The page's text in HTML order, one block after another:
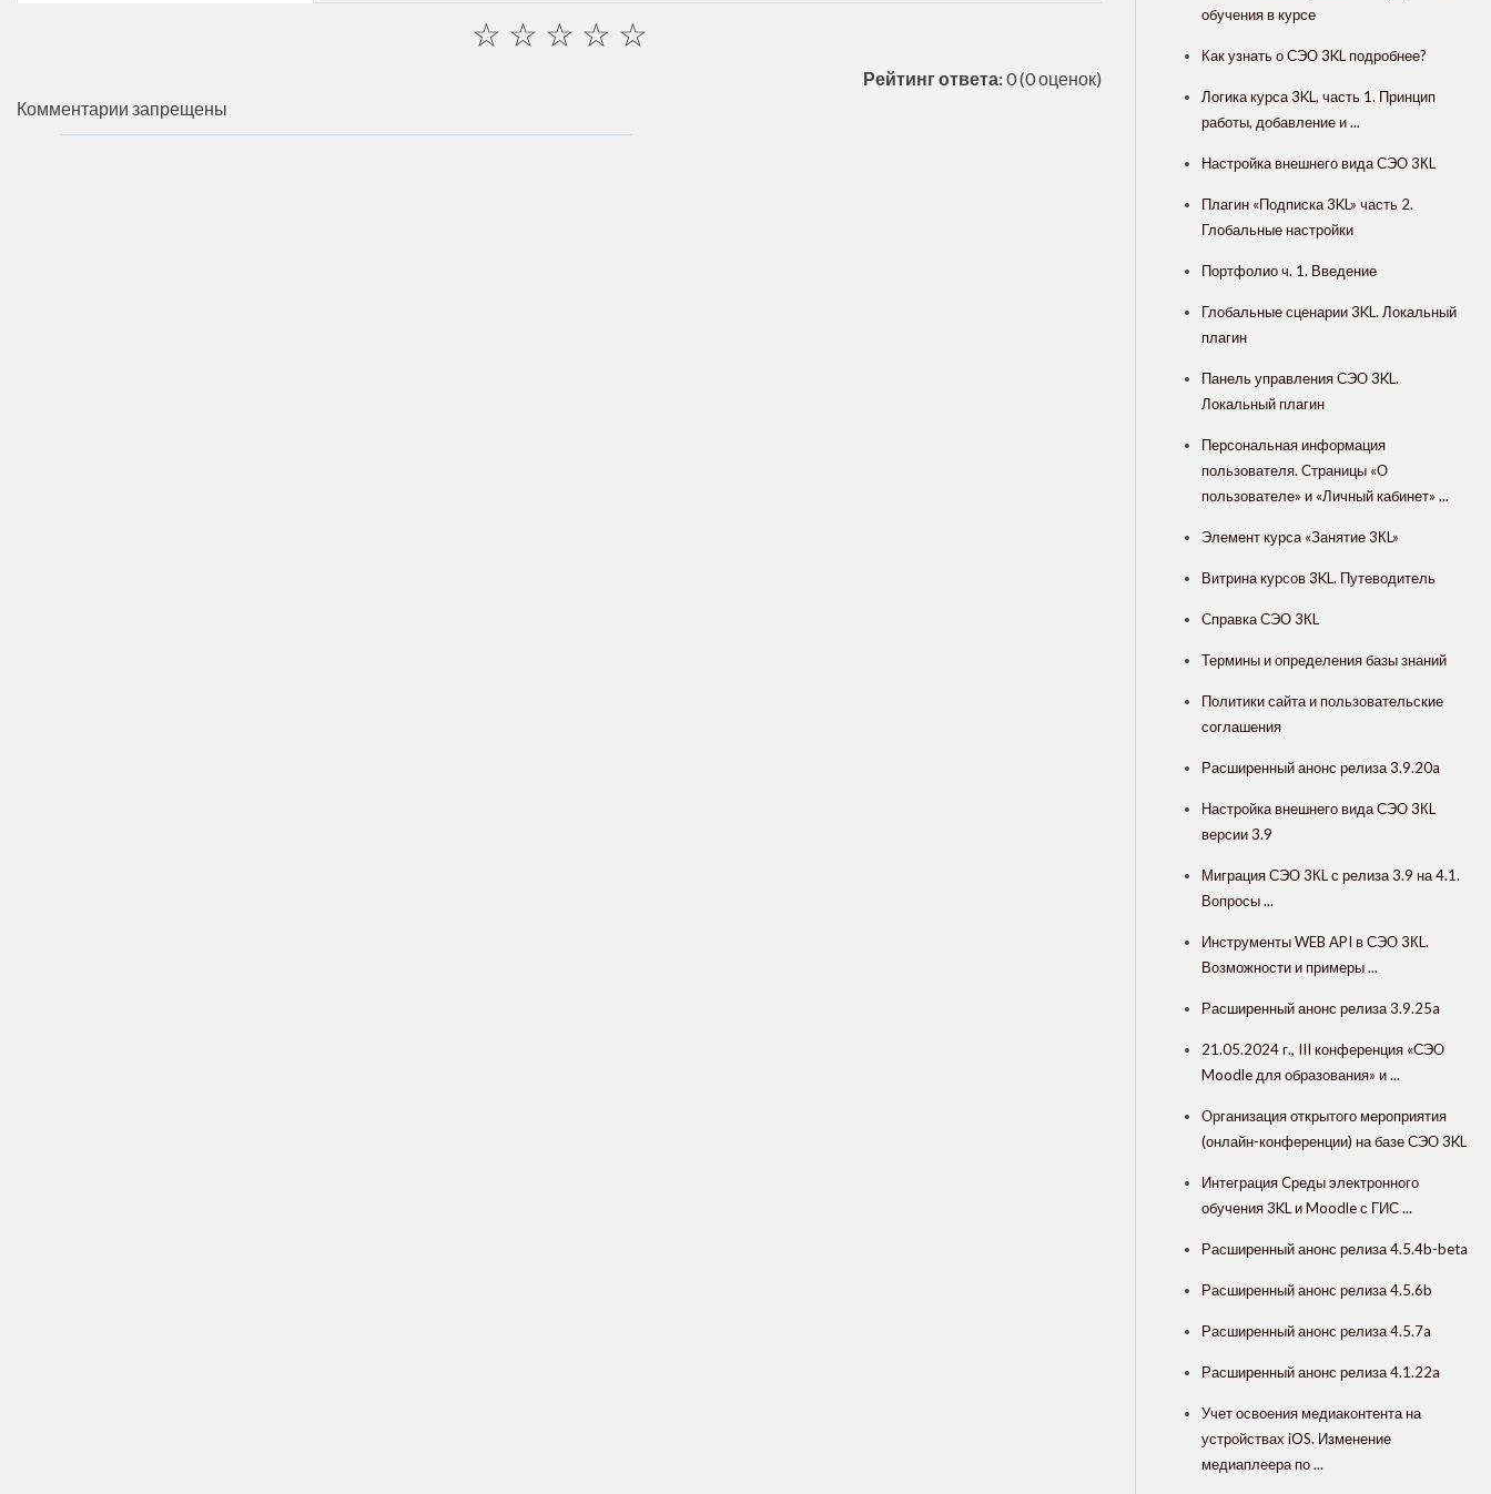
☆
☆
☆
☆
☆
Рейтинг ответа:0(0 оценок)
Комментарии запрещены
обучения в курсе
Как узнать о СЭО 3KL подробнее?
Логика курса 3KL, часть 1. Принцип
работы, добавление и ...
Настройка внешнего вида СЭО 3КL
Плагин «Подписка 3KL» часть 2.
Глобальные настройки
Портфолио ч. 1. Введение
Глобальные сценарии 3KL. Локальный
плагин
Панель управления СЭО 3KL.
Локальный плагин
Персональная информация
пользователя. Страницы «О
пользователе» и «Личный кабинет» ...
Элемент курса «Занятие 3КL»
Витрина курсов 3KL. Путеводитель
Справка СЭО 3КL
Термины и определения базы знаний
Политики сайта и пользовательские
соглашения
Расширенный анонс релиза 3.9.20a
Настройка внешнего вида СЭО 3КL
версии 3.9
Миграция СЭО 3КL с релиза 3.9 на 4.1.
Вопросы ...
Инструменты WEB API в СЭО 3КL.
Возможности и примеры ...
Расширенный анонс релиза 3.9.25a
21.05.2024 г., III конференция «СЭО
Moodle для образования» и ...
Организация открытого мероприятия
(онлайн-конференции) на базе СЭО 3KL
Интеграция Cреды электронного
обучения 3KL и Moodle с ГИС ...
Расширенный анонс релиза 4.5.4b-beta
Расширенный анонс релиза 4.5.6b
Расширенный анонс релиза 4.5.7a
Расширенный анонс релиза 4.1.22a
Учет освоения медиаконтента на
устройствах iOS. Изменение
медиаплеера по ...